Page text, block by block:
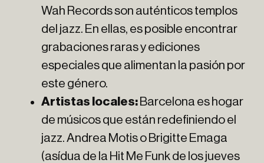
Wah Records son auténticos templos
del jazz. En ellas, es posible encontrar
grabaciones raras y ediciones
especiales que alimentan la pasión por
este género.
Artistas locales: Barcelona es hogar
de músicos que están redefiniendo el
jazz. Andrea Motis o Brigitte Emaga
(asídua de la Hit Me Funk de los jueves